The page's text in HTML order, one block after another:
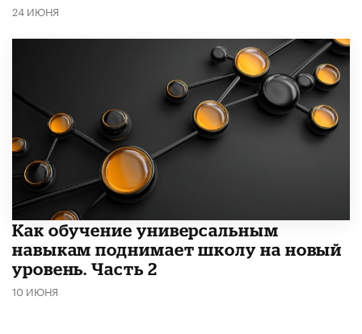
24 ИЮНЯ
​Как обучение универсальным
навыкам поднимает школу на новый
уровень. Часть 2
10 ИЮНЯ